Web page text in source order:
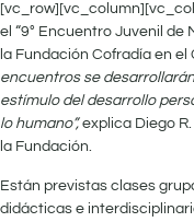
el “9° Encuentro Juvenil de
la Fundación Cofradía en
encuentros se
estímulo del desarrollo
lo humano”,explica Diego
la Fundación.
Están previstas clases
didácticas e